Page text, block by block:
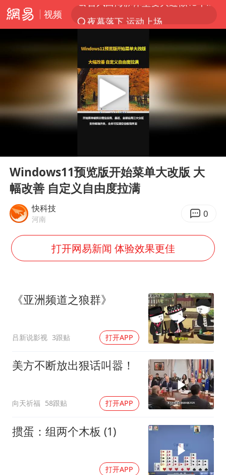
视频
夜幕落下 运动上场
改名后的“青海拉面”店
勒沃库森U17主帅盛赞赵松源
台军“汉光秀”开场闹剧多
段绚竞因公牺牲 年仅44岁
“空调24小时开着更省电”不实
男子结婚8年3个女儿均非亲生
公司“上四休三”但要降薪1000元
47岁妈妈突然产女 26岁女儿：很震惊
如何把百年大党建设得更加坚强有力？
Play
Windows11预览版开始菜单大改版 大
幅改善 自定义自由度拉满
快科技
河南 0
打开网易新闻 体验效果更佳
《亚洲频道之狼群》
吕新说影视 3跟贴 打开APP
美方不断放出狠话叫嚣！
向天祈福 58跟贴 打开APP
掼蛋：组两个木板 (1)
打开APP